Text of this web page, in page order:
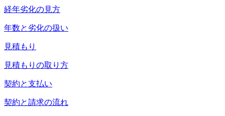
経年劣化の見方
年数と劣化の扱い
見積もり
見積もりの取り方
契約と支払い
契約と請求の流れ